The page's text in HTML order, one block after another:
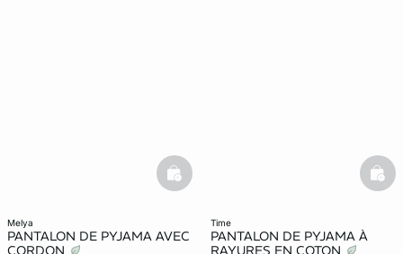
melya
PANTALON DE PYJAMA AVEC
CORDON
basketfull
time
PANTALON DE PYJAMA À
RAYURES EN COTON